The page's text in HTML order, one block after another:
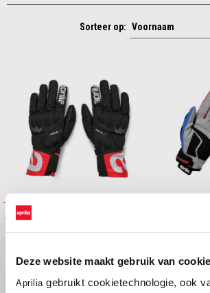
Deze website maakt gebruik van
Aprilia gebruikt cookietechnologie, ook
Sorteer op:
APRILIA EXPERIENCE GLOVES
€ 129
APRILIA
€ 59